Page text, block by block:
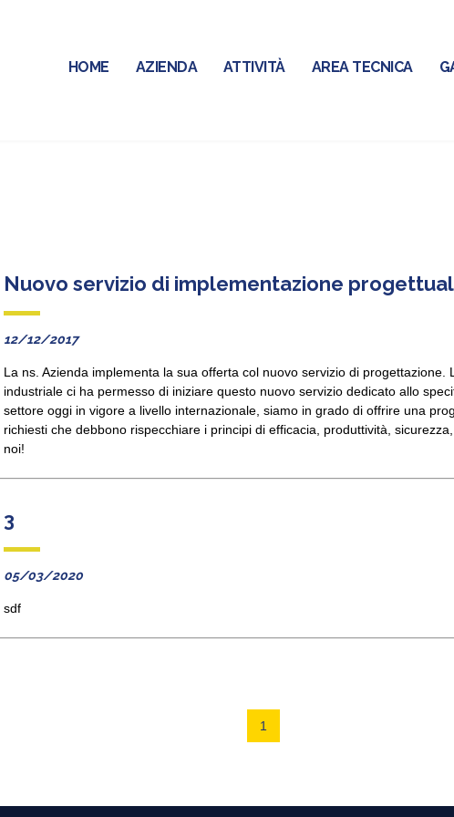
HOME AZIENDA ATTIVITÀ AREA TECNICA
Nuovo servizio di implementazione
12/12/2017
La ns. Azienda implementa la sua offerta col nuovo servizio di
industriale ci ha permesso di iniziare questo nuovo servizio dedicato allo
settore oggi in vigore a livello internazionale, siamo in grado di offrire una
richiesti che debbono rispecchiare i principi di efficacia, produttività,
noi!
3
05/03/2020
sdf
1